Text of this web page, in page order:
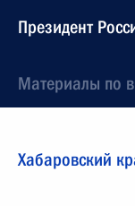
Президент
Материалы по
Хабаровский